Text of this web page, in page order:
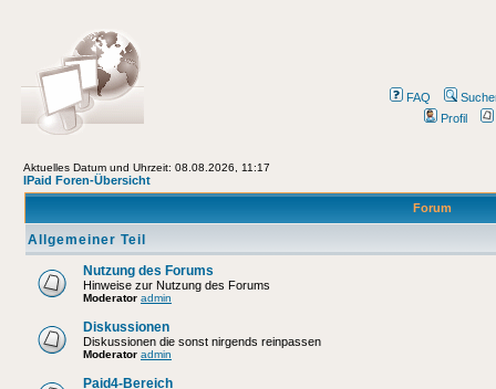
FAQ
Profil
Aktuelles Datum und Uhrzeit: 08.08.2026, 11:17
IPaid Foren-Übersicht
Forum
Allgemeiner Teil
Nutzung des Forums
Hinweise zur Nutzung des Forums
Moderator admin
Diskussionen
Diskussionen die sonst nirgends reinpassen
Moderator admin
Paid4-Bereich